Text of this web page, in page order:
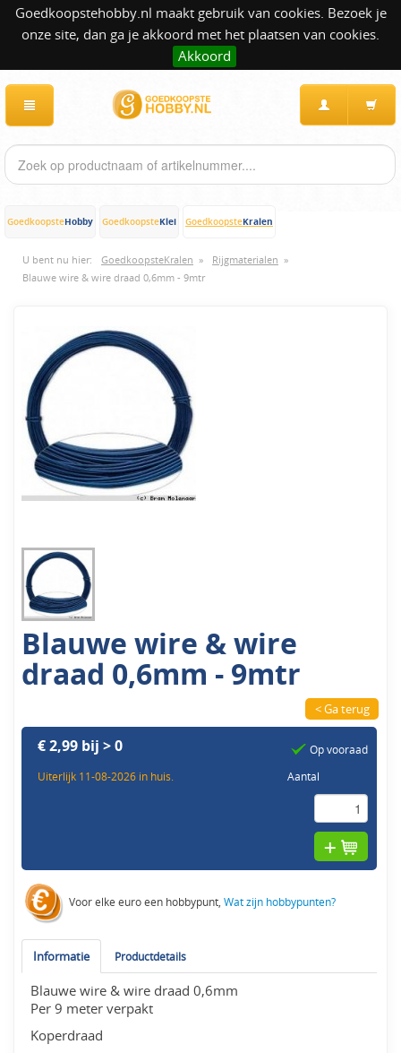
Goedkoopstehobby.nl maakt gebruik van cookies. Bezoek je
onze site, dan ga je akkoord met het plaatsen van cookies.
Akkoord
GoedkoopsteHobby GoedkoopsteKlei GoedkoopsteKralen
U bent nu hier: GoedkoopsteKralen » Rijgmaterialen »
Blauwe wire & wire draad 0,6mm - 9mtr
Blauwe wire & wire
draad 0,6mm - 9mtr
< Ga terug
€ 2,99 bij > 0
Uiterlijk 11-08-2026 in huis.
Op vooraad
Aantal
Voor elke euro een hobbypunt,Wat zijn hobbypunten?
Informatie Productdetails
Blauwe wire & wire draad 0,6mm
Per 9 meter verpakt
Koperdraad